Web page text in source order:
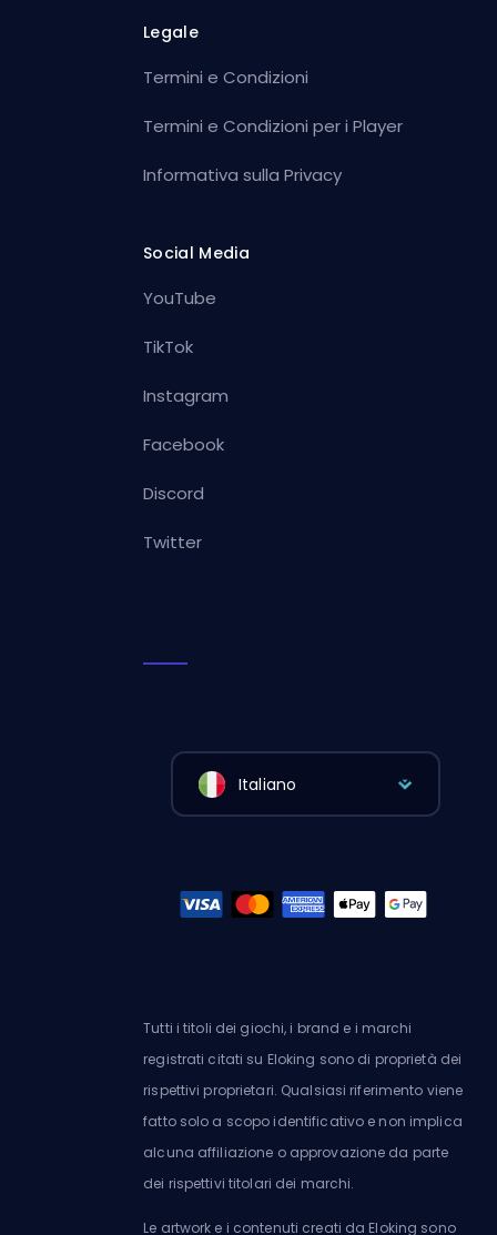
Legale
Termini e Condizioni
Termini e Condizioni per i Player
Informativa sulla Privacy
Social Media
YouTube
TikTok
Instagram
Facebook
Discord
Twitter
Italiano
Tutti i titoli dei giochi, i brand e i marchi
registrati citati su Eloking sono di proprietà dei
rispettivi proprietari. Qualsiasi riferimento viene
fatto solo a scopo identificativo e non implica
alcuna affiliazione o approvazione da parte
dei rispettivi titolari dei marchi.
Le artwork e i contenuti creati da Eloking sono